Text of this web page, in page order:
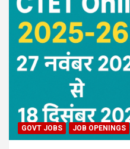
GOVT JOBS JOB OPENINGS